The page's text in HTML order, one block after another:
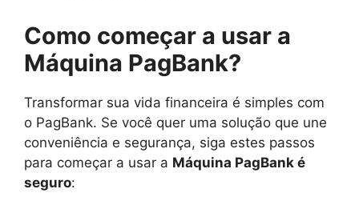
Como começar a usar a
Máquina PagBank?
Transformar sua vida financeira é simples com
o PagBank. Se você quer uma solução que une
conveniência e segurança, siga estes passos
para começar a usar a Máquina PagBank é
seguro: